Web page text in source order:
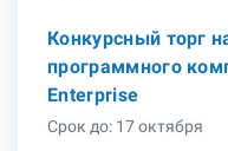
Конкурсный торг
программного
Enterprise
Срок до: 17 октября